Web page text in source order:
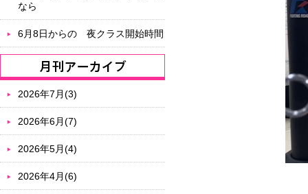
なら
6月8日からの 夜クラス開始時間
2026年7月(3)
2026年6月(7)
2026年5月(4)
2026年4月(6)